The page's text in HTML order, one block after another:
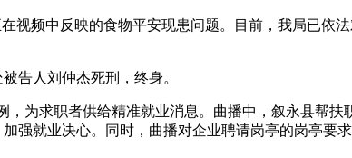
频中反映的食物平安现患问题。目前，我局已依
告人刘仲杰死刑，终身。
求职者供给精准就业消息。曲播中，叙永县帮扶
强就业决心。同时，曲播对企业聘请岗亭的岗亭要